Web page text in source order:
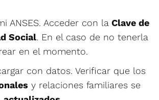
ANSES. Acceder con la Clave de
Social. En el caso de no tenerla
en el momento.
con datos. Verificar que los
y relaciones familiares se